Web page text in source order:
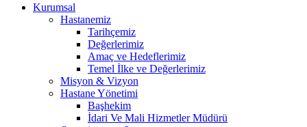
Kurumsal
Hastanemiz
Tarihçemiz
Değerlerimiz
Amaç ve Hedeflerimiz
Temel İlke ve Değerlerimiz
Misyon & Vizyon
Hastane Yönetimi
Başhekim
İdari Ve Mali Hizmetler Müdürü